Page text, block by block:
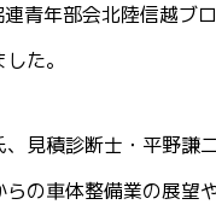
青年部会北陸信越ブ
た。
見積診断士・平野謙
の車体整備業の展望